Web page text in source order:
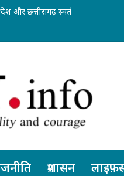
और छत्तीसगढ़ स्वतंत्र रूप से ले सकेंगे
प्रशासन